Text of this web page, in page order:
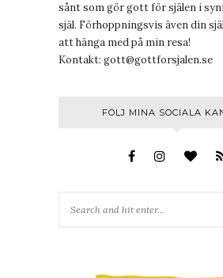
sånt som gör gott för själen i
själ. Förhoppningsvis även din
att hänga med på min resa!
Kontakt: gott@gottforsjalen.se
FÖLJ MINA SOCIALA